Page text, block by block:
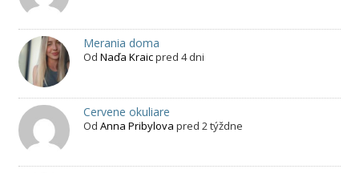
Merania doma
Od Naďa Kraicpred 4 dni
Cervene okuliare
Od Anna Pribylova pred 2 týždne